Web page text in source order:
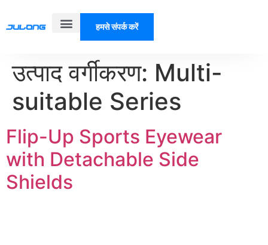
हमसे संपर्क करें
उत्पाद वर्गीकरण: Multi-
suitable Series
Flip-Up Sports Eyewear
with Detachable Side
Shields